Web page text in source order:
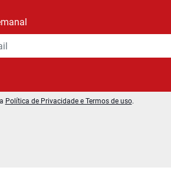
Política de Privacidade e Termos de uso.